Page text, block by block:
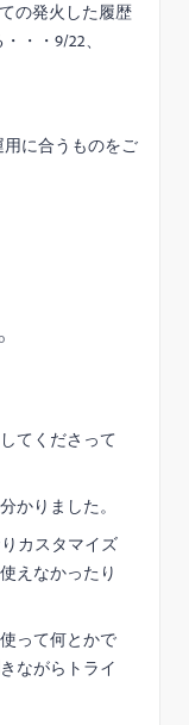
の発火した履歴
・・9/22、
に合うものをご
てくださって
かりました。
カスタマイズ
えなかったり
って何とかで
ながらトライ